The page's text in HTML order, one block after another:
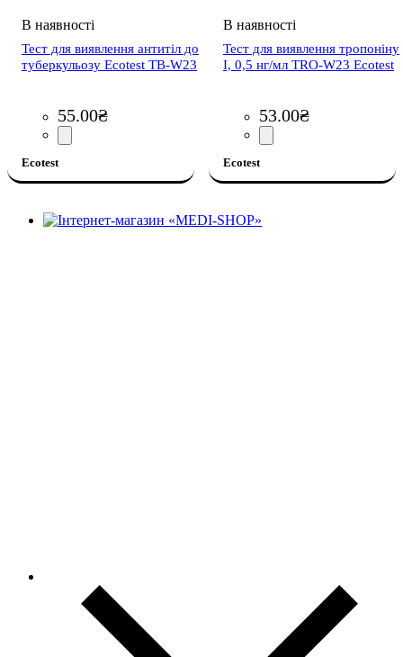
Тест для виявлення антитіл до
туберкульозу Ecotest TB-W23
55.00₴
Ecotest
Тест для виявлення тропоніну
І, 0,5 нг/мл TRO-W23 Ecotest
53.00₴
Ecotest